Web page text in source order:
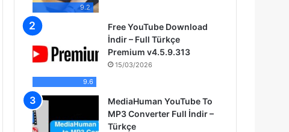
9.2
9.6
Free YouTube Download
İndir – Full Türkçe
Premium v4.5.9.313
15/03/2026
MediaHuman YouTube To
MP3 Converter Full İndir –
Türkçe